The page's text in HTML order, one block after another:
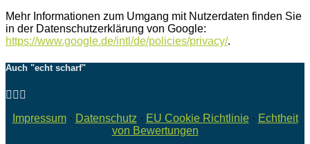
Mehr Informationen zum Umgang mit Nutzerdaten finden Sie
in der Datenschutzerklärung von Google:
https://www.google.de/intl/de/policies/privacy/.
Auch "echt scharf"
Impressum· Datenschutz · EU Cookie Richtlinie· Echtheit
von Bewertungen